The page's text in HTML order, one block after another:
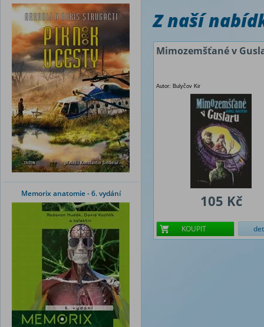
Memorix anatomie - 6. vydání
Z naší
Mimozemšťané v
Autor: Bulyčov Kir
105 Kč
KOUPIT